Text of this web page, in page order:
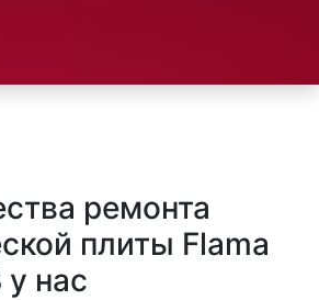
ремонта
плиты Flama
нас